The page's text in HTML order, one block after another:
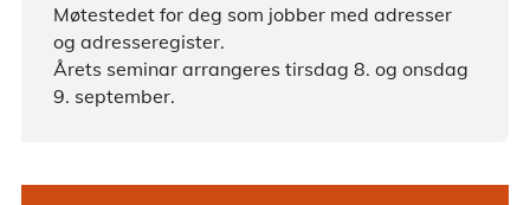
Møtestedet for deg som jobber med adresser
og adresseregister.
Årets seminar arrangeres tirsdag 8. og onsdag
9. september.